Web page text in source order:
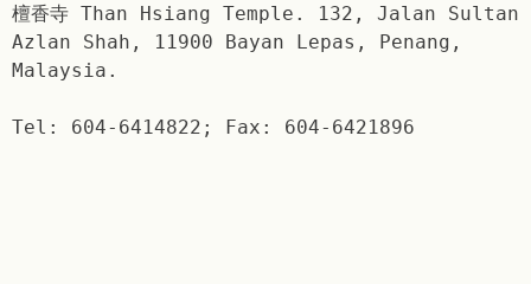
檀香寺 Than Hsiang Temple. 132, Jalan Sultan
Azlan Shah, 11900 Bayan Lepas, Penang,
Malaysia.
Tel: 604-6414822; Fax: 604-6421896